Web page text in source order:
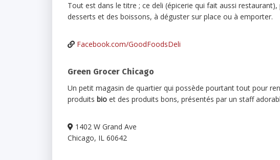
Tout est dans le titre ; ce deli (épicerie qui fait aussi
desserts et des boissons, à déguster sur place ou à emporter.
Facebook.com/GoodFoodsDeli
Green Grocer Chicago
Un petit magasin de quartier qui possède pourtant tout pour
produits bio et des produits bons, présentés par un staff
1402 W Grand Ave
Chicago, IL 60642